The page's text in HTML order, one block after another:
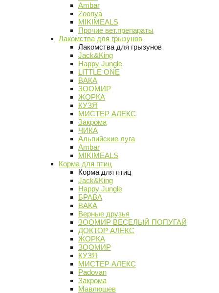
Ambar
Zoonya
MIKIMEALS
Прочие вет.препараты
Лакомства для грызунов
Лакомства для грызунов
Jack&King
Happy Jungle
LITTLE ONE
ВАКА
ЗООМИР
ЖОРКА
КУЗЯ
МИСТЕР АЛЕКС
Закрома
ЧИКА
Альпийские луга
Ambar
MIKIMEALS
Корма для птиц
Корма для птиц
Jack&King
Happy Jungle
БРАВА
ВАКА
Верные друзья
ЗООМИР ВЕСЕЛЫЙ ПОПУГАЙ
ДОКТОР АЛЕКС
ЖОРКА
ЗООМИР
КУЗЯ
МИСТЕР АЛЕКС
Padovan
Закрома
Мавлюшев